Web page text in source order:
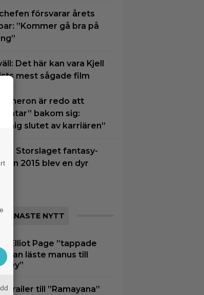
försvarar årets
”Kommer gå bra på
Det här kan vara Kjell
mest sågade film
är redo att
bakom sig:
mig slutet av karriären”
tv: Storslaget fantasy-
2015 blev en dyr
SENASTE NYTT
Elliot Page ”tappade
han läste manus till
trailer till ”Ramayana”